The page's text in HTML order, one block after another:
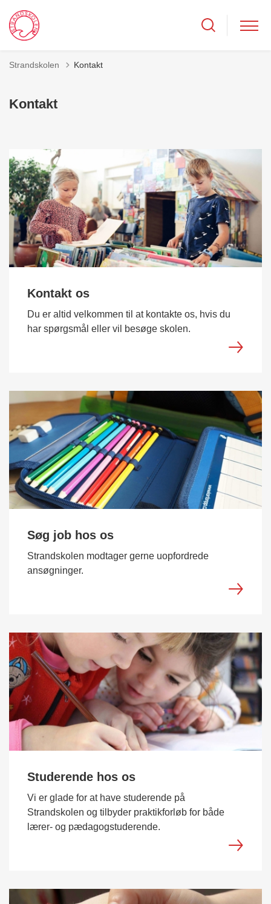
Strandskolen Kontakt
Kontakt
Kontakt os
Du er altid velkommen til at kontakte os, hvis du
har spørgsmål eller vil besøge skolen.
Søg job hos os
Strandskolen modtager gerne uopfordrede
ansøgninger.
Studerende hos os
Vi er glade for at have studerende på
Strandskolen og tilbyder praktikforløb for både
lærer- og pædagogstuderende.